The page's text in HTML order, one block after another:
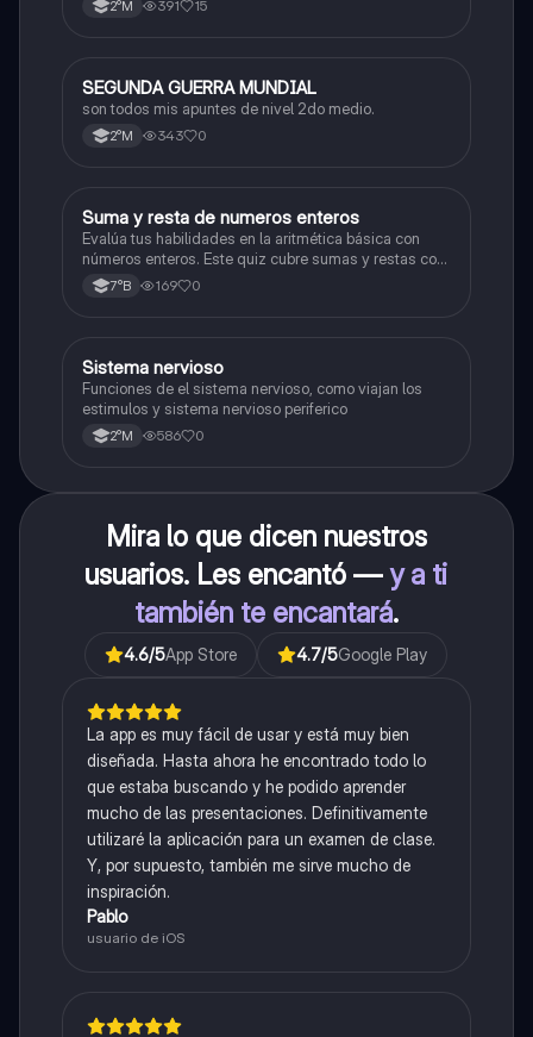
2°M 391 15
Historia
SEGUNDA GUERRA MUNDIAL
son todos mis apuntes de nivel 2do medio.
2°M 343 0
SMatemáticas
Suma y resta de numeros enteros
Evalúa tus habilidades en la aritmética básica con
números enteros. Este quiz cubre sumas y restas con
números positivos y negativos.
7°B 169 0
SBiología
Sistema nervioso
Funciones de el sistema nervioso, como viajan los
estimulos y sistema nervioso periferico
2°M 586 0
Mira lo que dicen nuestros
usuarios. Les encantó —y a ti
también te encantará.
4.6/5App Store 4.7/5Google Play
La app es muy fácil de usar y está muy bien
diseñada. Hasta ahora he encontrado todo lo
que estaba buscando y he podido aprender
mucho de las presentaciones. Definitivamente
utilizaré la aplicación para un examen de clase.
Y, por supuesto, también me sirve mucho de
inspiración.
Pablo
usuario de iOS